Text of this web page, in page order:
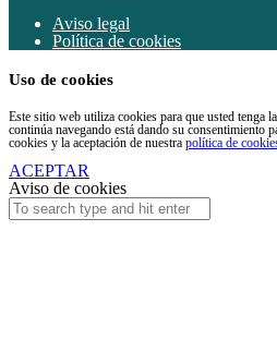
Aviso legal
Política de cookies
Uso de cookies
Este sitio web utiliza cookies para que usted tenga
continúa navegando está dando su consentimiento
cookies y la aceptación de nuestra política de
ACEPTAR
Aviso de cookies